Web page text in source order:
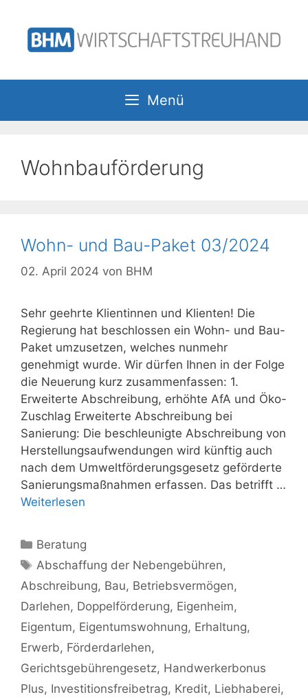
Inhalt
springen
Menü
Wohnbauförderung
Wohn- und Bau-Paket 03/2024
02. April 2024 von BHM
Sehr geehrte Klientinnen und Klienten! Die
Regierung hat beschlossen ein Wohn- und Bau-
Paket umzusetzen, welches nunmehr
genehmigt wurde. Wir dürfen Ihnen in der Folge
die Neuerung kurz zusammenfassen: 1.
Erweiterte Abschreibung, erhöhte AfA und Öko-
Zuschlag Erweiterte Abschreibung bei
Sanierung: Die beschleunigte Abschreibung von
Herstellungsaufwendungen wird künftig auch
nach dem Umweltförderungsgesetz geförderte
Sanierungsmaßnahmen erfassen. Das betrifft …
Weiterlesen
Kategorien
Beratung
Schlagwörter
Abschaffung der Nebengebühren,
Abschreibung, Bau, Betriebsvermögen,
Darlehen, Doppelförderung, Eigenheim,
Eigentum, Eigentumswohnung, Erhaltung,
Erwerb, Förderdarlehen,
Gerichtsgebührengesetz, Handwerkerbonus
Plus, Investitionsfreibetrag, Kredit, Liebhaberei,